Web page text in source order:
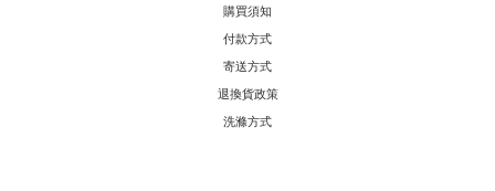
購買須知
付款方式
寄送方式
退換貨政策
洗滌方式